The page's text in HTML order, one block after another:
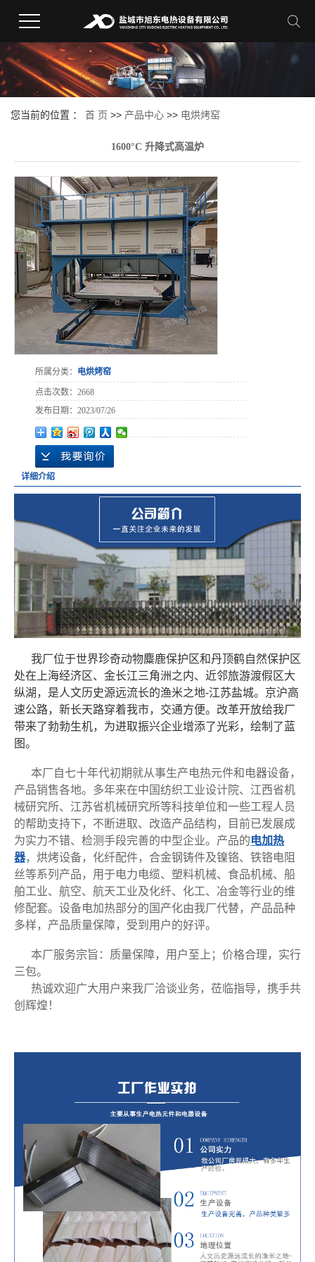
您当前的位置 ： 首 页 >> 产品中心 >> 电烘烤窑
1600°C 升降式高温炉
所属分类： 电烘烤窑
点击次数： 2668
发布日期： 2023/07/26
详细介绍
我厂位于世界珍奇动物麋鹿保护区和丹顶鹤自然保护区
处在上海经济区、金长江三角洲之内、近邻旅游渡假区大
纵湖，是人文历史源远流长的渔米之地-江苏盐城。京沪高
速公路，新长天路穿着我市，交通方便。改革开放给我厂
带来了勃勃生机，为进取振兴企业增添了光彩，绘制了蓝
图。
本厂自七十年代初期就从事生产电热元件和电器设备，
产品销售各地。多年来在中国纺织工业设计院、江西省机
械研究所、江苏省机械研究所等科技单位和一些工程人员
的帮助支持下，不断进取、改造产品结构，目前已发展成
为实力不错、检测手段完善的中型企业。产品的电加热
器，烘烤设备，化纤配件，合金钢铸件及镍铬、铁铬电阻
丝等系列产品，用于电力电缆、塑料机械、食品机械、船
舶工业、航空、航天工业及化纤、化工、冶金等行业的维
修配套。设备电加热部分的国产化由我厂代替，产品品种
多样，产品质量保障，受到用户的好评。
本厂服务宗旨：质量保障，用户至上；价格合理，实行
三包。
热诚欢迎广大用户来我厂洽谈业务，莅临指导，携手共
创辉煌！